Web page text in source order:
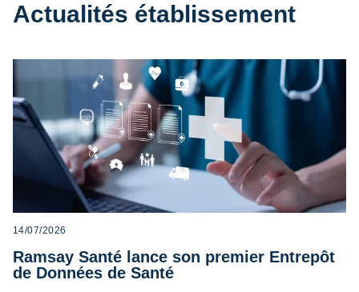
Actualités établissement
14/07/2026
Ramsay Santé lance son premier Entrepôt
de Données de Santé